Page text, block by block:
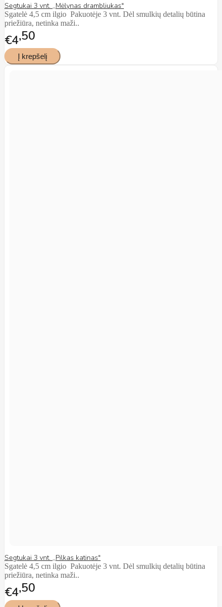
Segtukai 3 vnt. ,,Mėlynas drambliukas"
Sgatelė 4,5 cm ilgio Pakuotėje 3 vnt. Dėl smulkių detalių būtina
priežiūra, netinka maži..
€4 50
Segtukai 3 vnt. ,,Pilkas katinas"
Sgatelė 4,5 cm ilgio Pakuotėje 3 vnt. Dėl smulkių detalių būtina
priežiūra, netinka maži..
€4 50